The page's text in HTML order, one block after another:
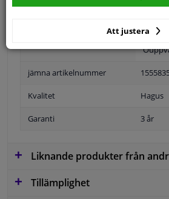
Bulb-
jämna artikelnummer
Kvalitet Hagus
Garanti 3 år
Liknande produkter från
Tillämplighet
Att justera